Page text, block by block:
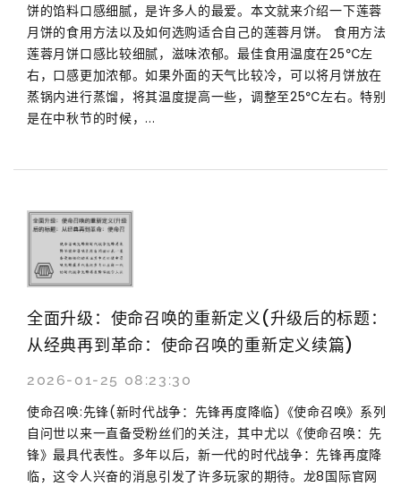
饼的馅料口感细腻，是许多人的最爱。本文就来介绍一下莲蓉
月饼的食用方法以及如何选购适合自己的莲蓉月饼。 食用方法
莲蓉月饼口感比较细腻，滋味浓郁。最佳食用温度在25℃左
右，口感更加浓郁。如果外面的天气比较冷，可以将月饼放在
蒸锅内进行蒸馏，将其温度提高一些，调整至25℃左右。特别
是在中秋节的时候，...
全面升级：使命召唤的重新定义(升级后的标题：
从经典再到革命：使命召唤的重新定义续篇)
2026-01-25 08:23:30
使命召唤:先锋(新时代战争：先锋再度降临)《使命召唤》系列
自问世以来一直备受粉丝们的关注，其中尤以《使命召唤：先
锋》最具代表性。多年以后，新一代的时代战争：先锋再度降
临，这令人兴奋的消息引发了许多玩家的期待。龙8国际官网